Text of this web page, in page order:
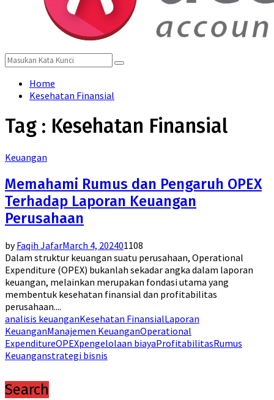
Search
for:
Search
Home
Kesehatan Finansial
Tag : Kesehatan Finansial
Keuangan
Memahami Rumus dan Pengaruh OPEX
Terhadap Laporan Keuangan
Perusahaan
byFaqih JafarMarch 4, 202401108
Dalam struktur keuangan suatu perusahaan, Operational
Expenditure (OPEX) bukanlah sekadar angka dalam laporan
keuangan, melainkan merupakan fondasi utama yang
membentuk kesehatan finansial dan profitabilitas
perusahaan....
analisis keuanganKesehatan FinansialLaporan
KeuanganManajemen KeuanganOperational
ExpenditureOPEXpengelolaan biayaProfitabilitasRumus
Keuanganstrategi bisnis
Search